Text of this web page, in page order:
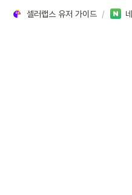
셀러랩스 유저 가이드 /